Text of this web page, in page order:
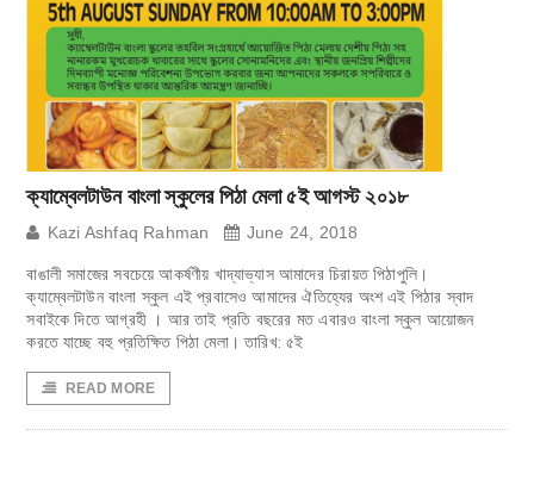
ক্যাম্বেলটাউন বাংলা স্কুলের পিঠা মেলা ৫ই আগস্ট ২০১৮
Kazi Ashfaq Rahman June 24, 2018
বাঙালী সমাজের সবচেয়ে আকর্ষণীয় খাদ্যাভ্যাস আমাদের চিরায়ত পিঠাপুলি।
ক্যাম্বেলটাউন বাংলা স্কুল এই প্রবাসেও আমাদের ঐতিহ্যের অংশ এই পিঠার স্বাদ
সবাইকে দিতে আগ্রহী । আর তাই প্রতি বছরের মত এবারও বাংলা স্কুল আয়োজন
করতে যাচ্ছে বহু প্রতিক্ষিত পিঠা মেলা। তারিখ: ৫ই
READ MORE